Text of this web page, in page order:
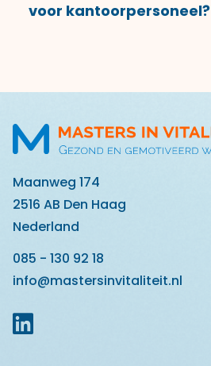
voor kantoorpersoneel?
Maanweg 174
2516 AB Den Haag
Nederland
085 - 130 92 18
info@mastersinvitaliteit.nl